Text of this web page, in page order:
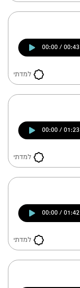
00:00 / 00:43
למדתי
00:00 / 01:23
למדתי
00:00 / 01:42
למדתי